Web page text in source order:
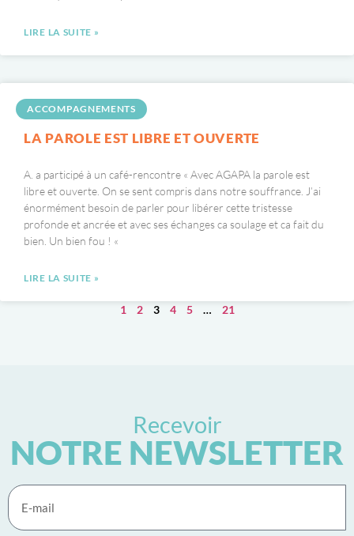
LIRE LA SUITE »
ACCOMPAGNEMENTS
LA PAROLE EST LIBRE ET OUVERTE
A. a participé à un café-rencontre « Avec AGAPA la parole est
libre et ouverte. On se sent compris dans notre souffrance. J’ai
énormément besoin de parler pour libérer cette tristesse
profonde et ancrée et avec ses échanges ca soulage et ca fait du
bien. Un bien fou ! «
LIRE LA SUITE »
1 2 3 4 5 … 21
Recevoir
NOTRE NEWSLETTER